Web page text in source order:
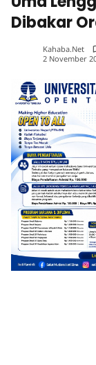
Dibakar
Kahaba.net
2 November